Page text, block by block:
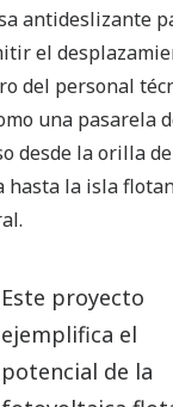
antideslizante
el
del personal
una pasarela
desde la orilla
hasta la isla
Este proyecto
ejemplifica el
potencial de la